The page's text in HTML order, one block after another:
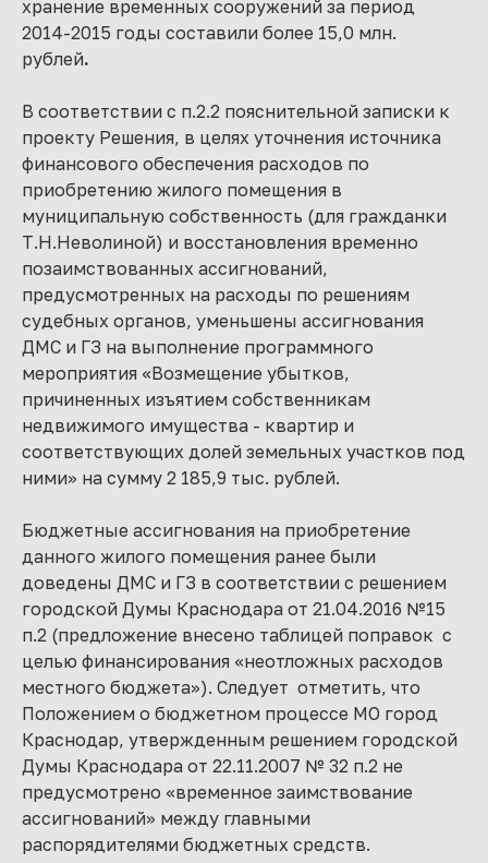
хранение временных сооружений за период
2014-2015 годы составили более 15,0 млн.
рублей.
В соответствии с п.2.2 пояснительной записки к
проекту Решения, в целях уточнения источника
финансового обеспечения расходов по
приобретению жилого помещения в
муниципальную собственность (для гражданки
Т.Н.Неволиной) и восстановления временно
позаимствованных ассигнований,
предусмотренных на расходы по решениям
судебных органов, уменьшены ассигнования
ДМС и ГЗ на выполнение программного
мероприятия «Возмещение убытков,
причиненных изъятием собственникам
недвижимого имущества - квартир и
соответствующих долей земельных участков под
ними» на сумму 2 185,9 тыс. рублей.
Бюджетные ассигнования на приобретение
данного жилого помещения ранее были
доведены ДМС и ГЗ в соответствии с решением
городской Думы Краснодара от 21.04.2016 №15
п.2 (предложение внесено таблицей поправок с
целью финансирования «неотложных расходов
местного бюджета»). Следует отметить, что
Положением о бюджетном процессе МО город
Краснодар, утвержденным решением городской
Думы Краснодара от 22.11.2007 № 32 п.2 не
предусмотрено «временное заимствование
ассигнований» между главными
распорядителями бюджетных средств.